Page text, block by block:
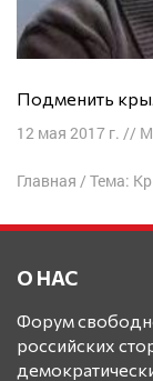
Подменить
12 мая 2017 г. //
Главная / Тема:
О НАС
Форум
российских